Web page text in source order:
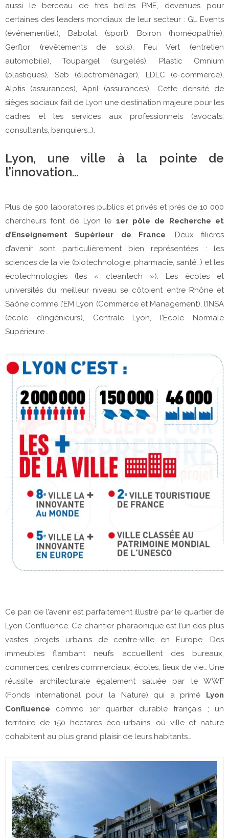
aussi le berceau de très belles PME, devenues pour
certaines des leaders mondiaux de leur secteur : GL Events
(événementiel), Babolat (sport), Boiron (homéopathie),
Gerflor (revêtements de sols), Feu Vert (entretien
automobile), Toupargel (surgelés), Plastic Omnium
(plastiques), Seb (électroménager), LDLC (e-commerce),
Alptis (assurances), April (assurances)… Cette densité de
sièges sociaux fait de Lyon une destination majeure pour les
cadres et les services aux professionnels (avocats,
consultants, banquiers…).
Lyon, une ville à la pointe de
l’innovation…
Plus de 500 laboratoires publics et privés et près de 10 000
chercheurs font de Lyon le 1er pôle de Recherche et
d’Enseignement Supérieur de France . Deux filières
d’avenir sont particulièrement bien représentées : les
sciences de la vie (biotechnologie, pharmacie, santé…) et les
écotechnologies (les « cleantech »). Les écoles et
universités du meilleur niveau se côtoient entre Rhône et
Saône comme l’EM Lyon (Commerce et Management), l’INSA
(école d’ingénieurs), Centrale Lyon, l’Ecole Normale
Supérieure…
Ce pari de l’avenir est parfaitement illustré par le quartier de
Lyon Confluence. Ce chantier pharaonique est l’un des plus
vastes projets urbains de centre-ville en Europe. Des
immeubles flambant neufs accueillent des bureaux,
commerces, centres commerciaux, écoles, lieux de vie… Une
réussite architecturale également saluée par le WWF
(Fonds International pour la Nature) qui a primé Lyon
Confluence comme 1er quartier durable français ; un
territoire de 150 hectares éco-urbains, où ville et nature
cohabitent au plus grand plaisir de leurs habitants…